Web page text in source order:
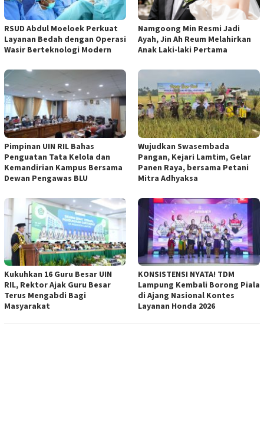
RSUD Abdul Moeloek Perkuat
Layanan Bedah dengan Operasi
Wasir Berteknologi Modern
Namgoong Min Resmi Jadi
Ayah, Jin Ah Reum Melahirkan
Anak Laki-laki Pertama
Pimpinan UIN RIL Bahas
Penguatan Tata Kelola dan
Kemandirian Kampus Bersama
Dewan Pengawas BLU
Wujudkan Swasembada
Pangan, Kejari Lamtim, Gelar
Panen Raya, bersama Petani
Mitra Adhyaksa
Kukuhkan 16 Guru Besar UIN
RIL, Rektor Ajak Guru Besar
Terus Mengabdi Bagi
Masyarakat
KONSISTENSI NYATA! TDM
Lampung Kembali Borong Piala
di Ajang Nasional Kontes
Layanan Honda 2026